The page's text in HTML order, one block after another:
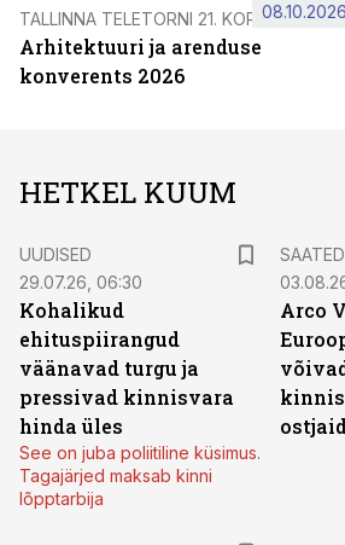
TALLINNA TELETORNI 21. KORRUSEL
Arhitektuuri ja arenduse
konverents 2026
08.10.2026
HETKEL KUUM
UUDISED
29.07.26, 06:30
Kohalikud
ehituspiirangud
väänavad turgu ja
pressivad kinnisvara
hinda üles
See on juba poliitiline küsimus.
Tagajärjed maksab kinni
lõpptarbija
SAATED
Arco